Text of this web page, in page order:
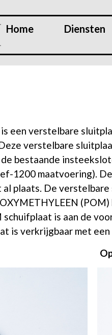
Home Diensten
een verstelbare
verstelbare
bestaande
1200 maatvoering).
plaats. De verstelbare
is aan de
is verkrijgbaar met een